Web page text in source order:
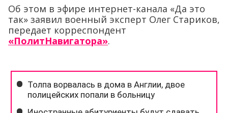
Об этом в эфире интернет-канала «Да это
так» заявил военный эксперт Олег Стариков,
передает корреспондент
«ПолитНавигатора».